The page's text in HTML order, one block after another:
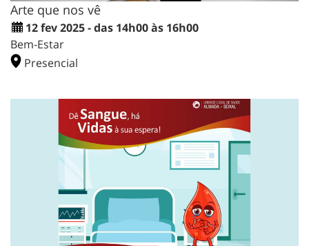
Arte que nos vê
12 fev 2025 - das 14h00 às 16h00
Bem-Estar
Presencial